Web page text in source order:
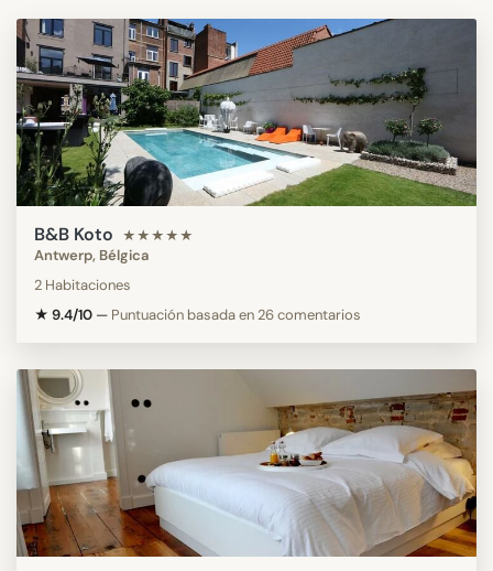
B&B Koto ★★★★★
Antwerp, Bélgica
2 Habitaciones
★ 9.4/10 — Puntuación basada en 26 comentarios